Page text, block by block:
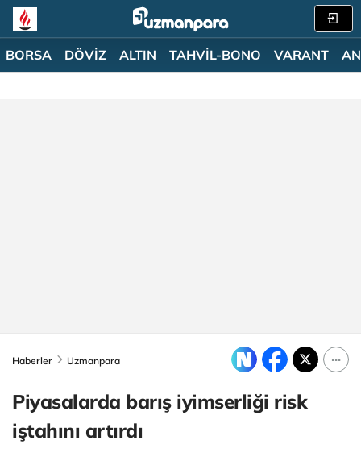
BORSA DÖVİZ ALTIN TAHVİL-BONO VARANT
Haberler Uzmanpara
Piyasalarda barış iyimserliği risk
iştahını artırdı